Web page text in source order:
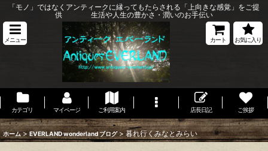
「モノ」ではなくアンティークに縁ってもたらされる「上向きな感覚」をご提
供 生活や人生の豊かさ・潤いのお手伝い
メニュー カート お気に入り
カテゴリ マイページ ご利用案内 店長日記 ご挨拶
ホーム > EVERLAND wonderland ブログ > 暮れ行くみなとみらい